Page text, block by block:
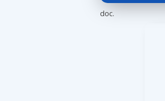
doc.